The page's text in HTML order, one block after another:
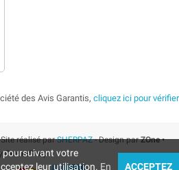
des Avis Garantis, cliquez ici pour vérifier
réalisé parSHERPAZ- Design parZOne •
PrestaShop
poursuivant votre
leur utilisation. En ACCEPTEZ